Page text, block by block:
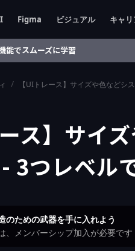
Figma ビジュアル キャ
能でスムーズに学習
/ 【UIトレース】サイズや色などシ
ース】サイ
3つレベル
のための武器を手に入れよう
、メンバーシップ加入が必要です